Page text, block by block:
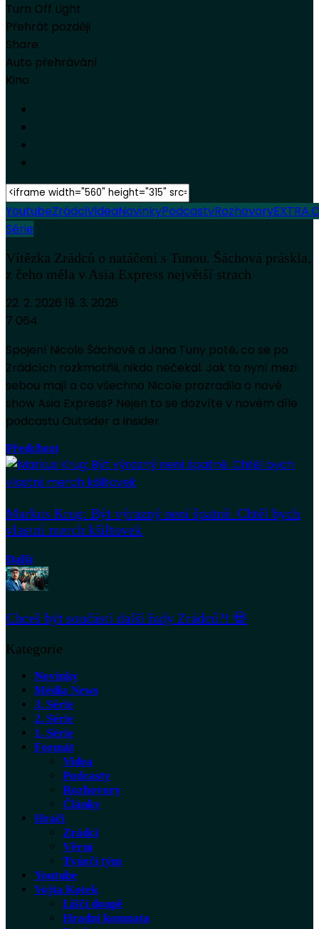
Turn Off Light
Přehrát později
Share
Auto přehrávání
Kino
YoutubeZrádciVideaNovinkyPodcastyRozhovory
Série
Vítězka Zrádců o natáčení s Tunou. Šáchová práskla,
z čeho měla v Asia Express největší strach
22. 2. 2026 19. 3. 2026
7 064
Spojení Nicole Šáchové a Jana Tuny poté, co se po
Zrádcích rozkmotřili, nikdo nečekal. Jak to nyní mezi
sebou mají a co všechno Nicole prozradila o nové
show Asia Express? Nejen to se dozvíte v novém díle
podcastu Outsider a Insider.
Předchozí
Markus Krug: Být výrazný není špatně. Chtěl bych
vlastní merch kšiltovek
Další
Chceš být součástí další řady Zrádců?! 💀
Kategorie
Novinky
Média News
3. Série
2. Série
1. Série
Formát
Videa
Podcasty
Rozhovory
Články
Hráči
Zrádci
Věrní
Tvůrčí tým
Youtube
Vojta Kotek
Liščí doupě
Hradní komnata